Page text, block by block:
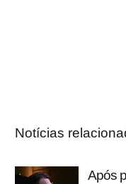
Notícias
Após